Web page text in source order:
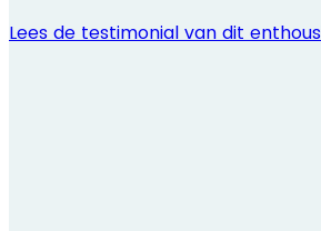
Lees de testimonial van dit